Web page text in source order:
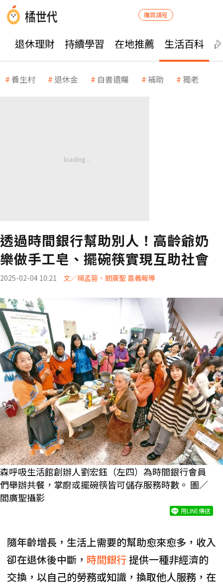
購買課程
退休理財 持續學習 在地推薦 生活百科
養生村 退休金 自書遺囑 補助 獨老
透過時間銀行幫助別人！高齡爺奶
樂做手工皂、擺碗筷實現互助社會
2025-02-04 10:21 文／楊孟蓉、閻廣聖 嘉義報導
森呼吸生活館創辦人劉宏鈺（左四）為時間銀行會員
們舉辦共餐，掌廚或擺碗筷皆可儲存服務時數。 圖／
閻廣聖攝影
用LINE傳送
隨年齡增長，生活上需要的幫助愈來愈多，收入
卻在退休後中斷， 時間銀行提供一種非經濟的
交換，以自己的勞務或知識，換取他人服務，在